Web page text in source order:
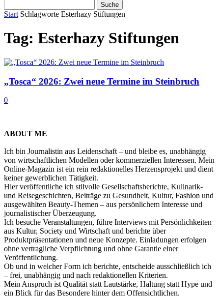
Start Schlagworte Esterhazy Stiftungen
Tag: Esterhazy Stiftungen
„Tosca“ 2026: Zwei neue Termine im Steinbruch
0
ABOUT ME
Ich bin Journalistin aus Leidenschaft – und bleibe es, unabhängig
von wirtschaftlichen Modellen oder kommerziellen Interessen. Mein
Online-Magazin ist ein rein redaktionelles Herzensprojekt und dient
keiner gewerblichen Tätigkeit.
Hier veröffentliche ich stilvolle Gesellschaftsberichte, Kulinarik-
und Reisegeschichten, Beiträge zu Gesundheit, Kultur, Fashion und
ausgewählten Beauty-Themen – aus persönlichem Interesse und
journalistischer Überzeugung.
Ich besuche Veranstaltungen, führe Interviews mit Persönlichkeiten
aus Kultur, Society und Wirtschaft und berichte über
Produktpräsentationen und neue Konzepte. Einladungen erfolgen
ohne vertragliche Verpflichtung und ohne Garantie einer
Veröffentlichung.
Ob und in welcher Form ich berichte, entscheide ausschließlich ich
– frei, unabhängig und nach redaktionellen Kriterien.
Mein Anspruch ist Qualität statt Lautstärke, Haltung statt Hype und
ein Blick für das Besondere hinter dem Offensichtlichen.